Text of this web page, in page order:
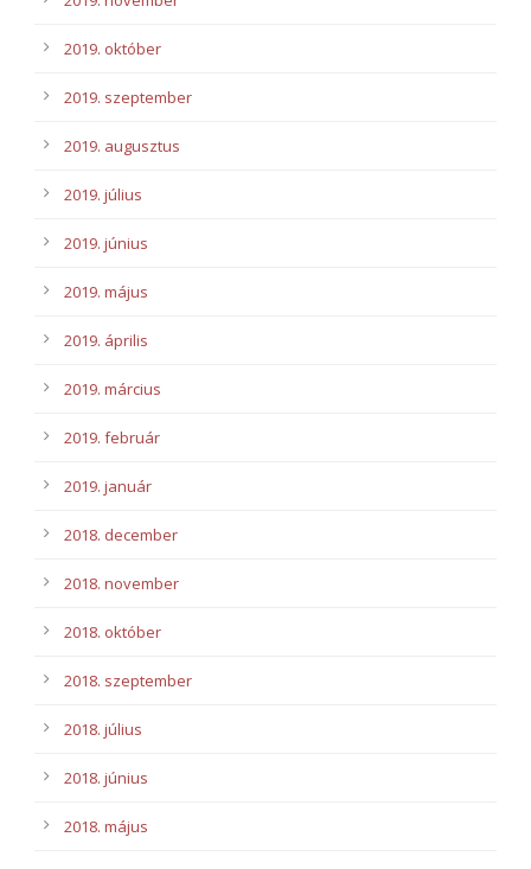
2019. október
2019. szeptember
2019. augusztus
2019. július
2019. június
2019. május
2019. április
2019. március
2019. február
2019. január
2018. december
2018. november
2018. október
2018. szeptember
2018. július
2018. június
2018. május